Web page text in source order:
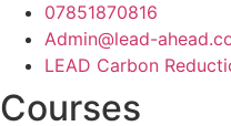
07851870816
Admin@lead-
LEAD Carbon
Courses